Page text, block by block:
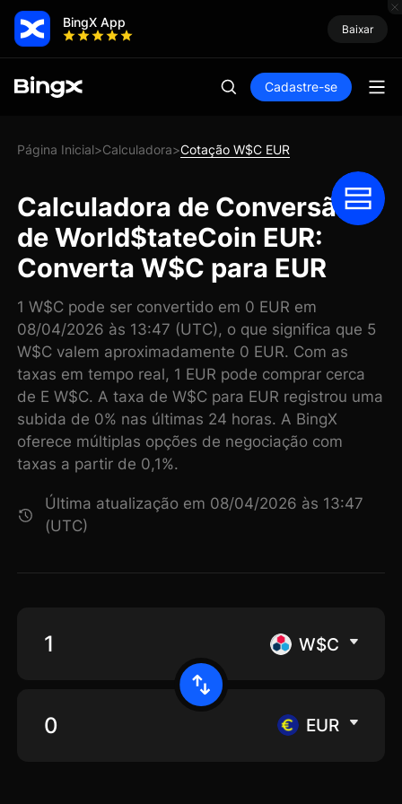
BingX App Baixar
Cadastre-se
Página Inicial>Calculadora>Cotação W$C EUR
Calculadora de Conversão
de World$tateCoin EUR:
Converta W$C para EUR
1 W$C pode ser convertido em 0 EUR em
08/04/2026 às 13:47 (UTC), o que significa que 5
W$C valem aproximadamente 0 EUR. Com as
taxas em tempo real, 1 EUR pode comprar cerca
de E W$C. A taxa de W$C para EUR registrou uma
subida de 0% nas últimas 24 horas. A BingX
oferece múltiplas opções de negociação com
taxas a partir de 0,1%.
Última atualização em 08/04/2026 às 13:47
(UTC)
W$C
EUR